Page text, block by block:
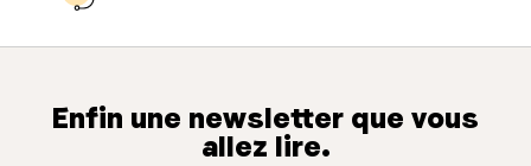
Enfin une newsletter que vous
allez lire.